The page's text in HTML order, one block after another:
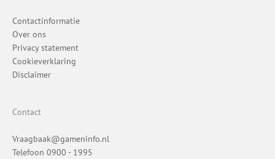
Contactinformatie
Over ons
Privacy statement
Cookieverklaring
Disclaimer
Contact
Vraagbaak@gameninfo.nl
Telefoon 0900 - 1995